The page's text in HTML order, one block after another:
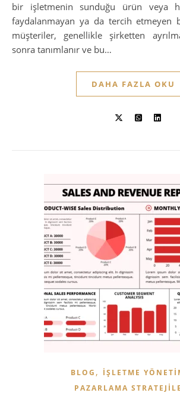
bir işletmenin sunduğu ürün veya
faydalanmayan ya da tercih etmeyen
müşteriler, genellikle şirketten
sonra tanımlanır ve bu…
DAHA FAZLA OKU
BLOG , İŞLETME
PAZARLAMA